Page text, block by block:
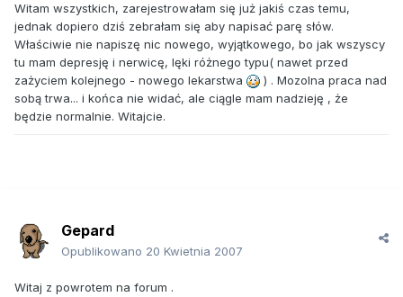
Witam wszystkich, zarejestrowałam się już jakiś czas temu,
jednak dopiero dziś zebrałam się aby napisać parę słów.
Właściwie nie napiszę nic nowego, wyjątkowego, bo jak wszyscy
tu mam depresję i nerwicę, lęki różnego typu( nawet przed
zażyciem kolejnego - nowego lekarstwa
) . Mozolna praca nad
sobą trwa... i końca nie widać, ale ciągle mam nadzieję , że
będzie normalnie. Witajcie.
Gepard
Opublikowano 20 Kwietnia 2007
Witaj z powrotem na forum .